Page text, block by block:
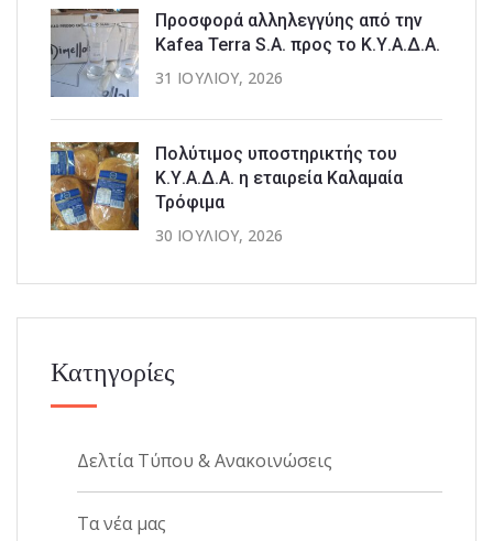
Προσφορά αλληλεγγύης από την
Kafea Terra S.A. προς το Κ.Υ.Α.Δ.Α.
31 ΙΟΥΛΊΟΥ, 2026
Πολύτιμος υποστηρικτής του
Κ.Υ.Α.Δ.Α. η εταιρεία Καλαμαία
Τρόφιμα
30 ΙΟΥΛΊΟΥ, 2026
Κατηγορίες
Δελτία Τύπου & Ανακοινώσεις
Τα νέα μας